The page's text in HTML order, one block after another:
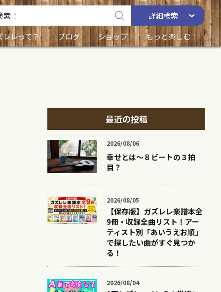
詳細検索
レレって？
ブログ ショップ もっと楽しむ！
最近の投稿
2026/08/06
幸せとは〜８ビートの３拍
目？
2026/08/05
【保存版】ガズレレ楽譜本全
9冊・収録全曲リスト！アー
ティスト別「あいうえお順」
で探したい曲がすぐ見つか
る！
2026/08/04